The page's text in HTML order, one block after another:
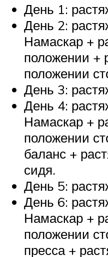
День 1:
День 2:
Намаскар +
положении +
положении
День 3:
День 4:
Намаскар +
положении
баланс +
сидя.
День 5:
День 6:
Намаскар +
положении
пресса +